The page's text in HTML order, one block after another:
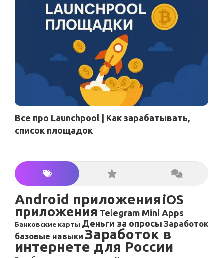
Все про Launchpool | Как зарабатывать,
список площадок
Android приложения iOS
приложения Telegram Mini Apps
Банковские карты Деньги за опросы Заработок
базовые навыки Заработок в
интернете для России